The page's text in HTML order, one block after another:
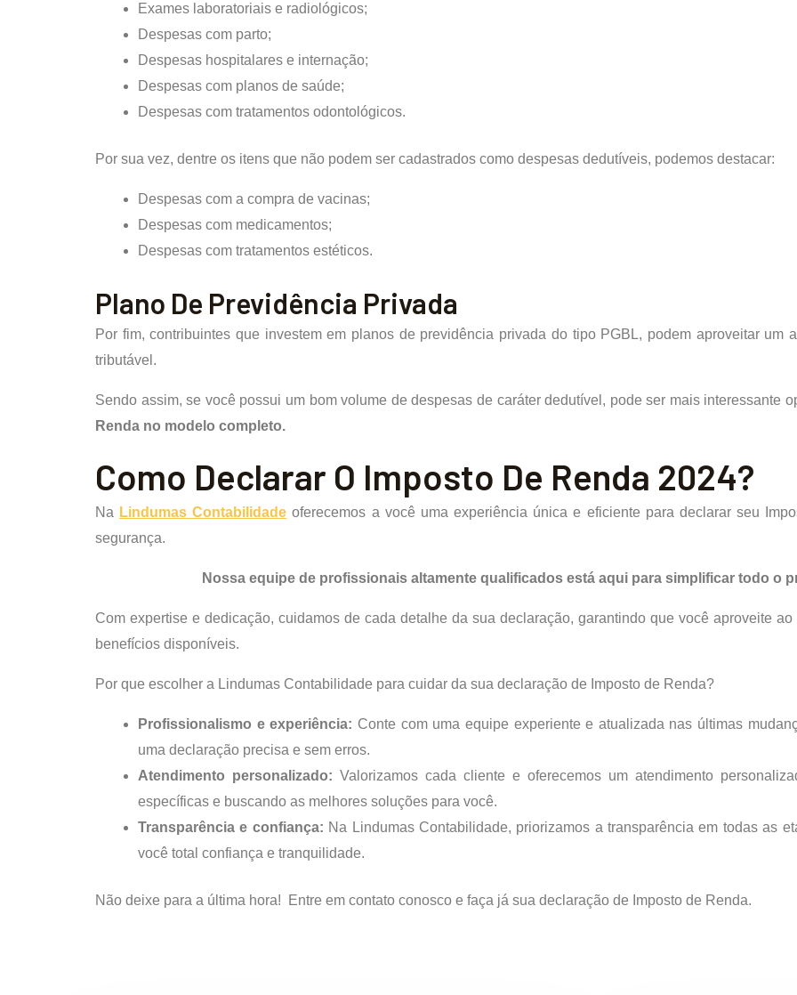
Exames laboratoriais e radiológicos;
Despesas com parto;
Despesas hospitalares e internação;
Despesas com planos de saúde;
Despesas com tratamentos odontológicos.
Por sua vez, dentre os itens que não podem ser cadastrados como despesas dedutíveis, podemos destacar:
Despesas com a compra de vacinas;
Despesas com medicamentos;
Despesas com tratamentos estéticos.
Plano De Previdência Privada
Por fim, contribuintes que investem em planos de previdência privada do tipo PGBL, podem aproveitar um
tributável.
Sendo assim, se você possui um bom volume de despesas de caráter dedutível, pode ser mais interessante
Renda no modelo completo.
Como Declarar O Imposto De Renda 2024?
Na Lindumas Contabilidade oferecemos a você uma experiência única e eficiente para declarar seu
segurança.
Nossa equipe de profissionais altamente qualificados está aqui para simplificar todo o
Com expertise e dedicação, cuidamos de cada detalhe da sua declaração, garantindo que você aproveite
benefícios disponíveis.
Por que escolher a Lindumas Contabilidade para cuidar da sua declaração de Imposto de Renda?
Profissionalismo e experiência: Conte com uma equipe experiente e atualizada nas últimas
uma declaração precisa e sem erros.
Atendimento personalizado: Valorizamos cada cliente e oferecemos um atendimento
específicas e buscando as melhores soluções para você.
Transparência e confiança: Na Lindumas Contabilidade, priorizamos a transparência em todas as
você total confiança e tranquilidade.
Não deixe para a última hora! Entre em contato conosco e faça já sua declaração de Imposto de Renda.